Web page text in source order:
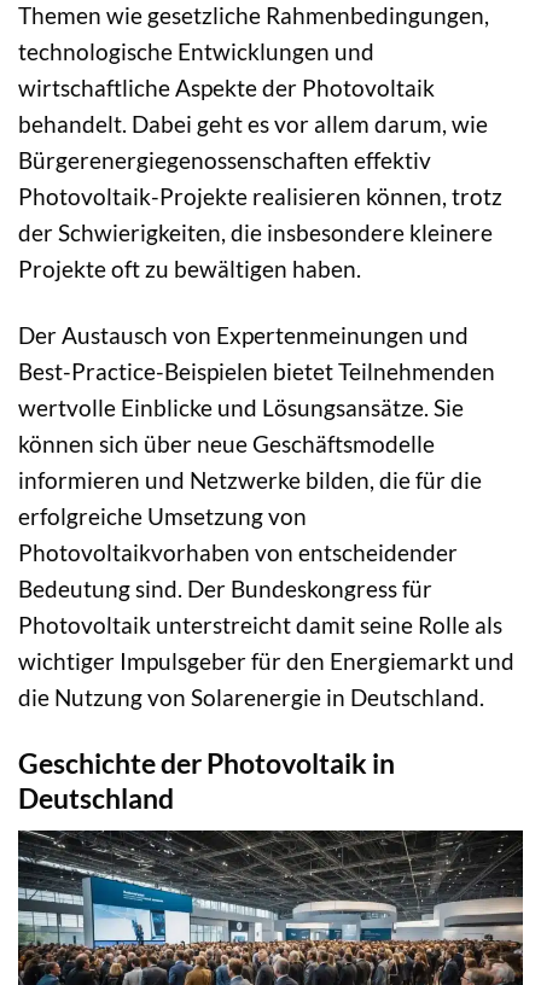
Themen wie gesetzliche Rahmenbedingungen,
technologische Entwicklungen und
wirtschaftliche Aspekte der Photovoltaik
behandelt. Dabei geht es vor allem darum, wie
Bürgerenergiegenossenschaften effektiv
Photovoltaik-Projekte realisieren können, trotz
der Schwierigkeiten, die insbesondere kleinere
Projekte oft zu bewältigen haben.
Der Austausch von Expertenmeinungen und
Best-Practice-Beispielen bietet Teilnehmenden
wertvolle Einblicke und Lösungsansätze. Sie
können sich über neue Geschäftsmodelle
informieren und Netzwerke bilden, die für die
erfolgreiche Umsetzung von
Photovoltaikvorhaben von entscheidender
Bedeutung sind. Der Bundeskongress für
Photovoltaik unterstreicht damit seine Rolle als
wichtiger Impulsgeber für den Energiemarkt und
die Nutzung von Solarenergie in Deutschland.
Geschichte der Photovoltaik in
Deutschland